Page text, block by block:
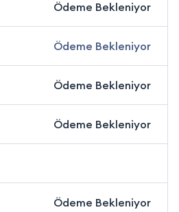
Ödeme Bekleniyor
Ödeme Bekleniyor
Ödeme Bekleniyor
Ödeme Bekleniyor
Ödeme Bekleniyor